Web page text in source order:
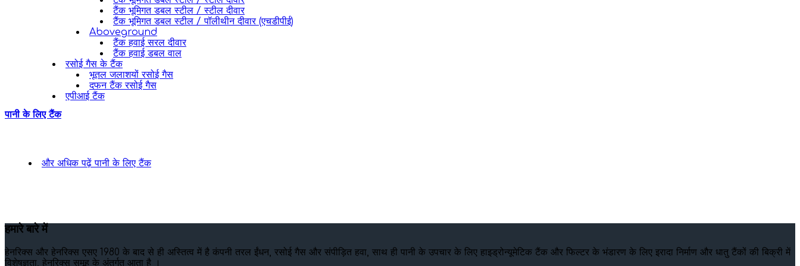
टैंक भूमिगत डबल स्टील / स्टील दीवार
टैंक भूमिगत डबल स्टील / पॉलीथीन दीवार (एचडीपीई)
Aboveground
टैंक हवाई सरल दीवार
टैंक हवाई डबल वाल
रसोई गैस के टैंक
भूतल जलाशयों रसोई गैस
दफन टैंक रसोई गैस
एपीआई टैंक
पानी के लिए टैंक
और अधिक पढ़ें पानी के लिए टैंक
हमारे बारे में
हेनरिक्स और हेनरिक्स एसए 1980 के बाद से ही अस्तित्व में है कंपनी तरल ईंधन, रसोई गैस और संपीड़ित हवा, साथ ही पानी के उपचार के लिए हाइड्रोन्यूमेटिक टैंक और फिल्टर के भंडारण के लिए इरादा निर्माण और धातु टैंकों की बिक्री में
विशेषज्ञता, हेनरिक्स समूह के अंतर्गत आता है ।